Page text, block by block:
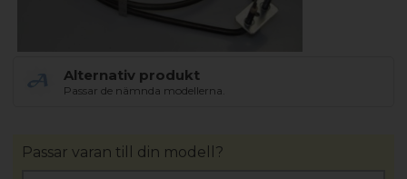
Alternativ produkt
Passar de nämnda modellerna.
Passar varan till din modell?